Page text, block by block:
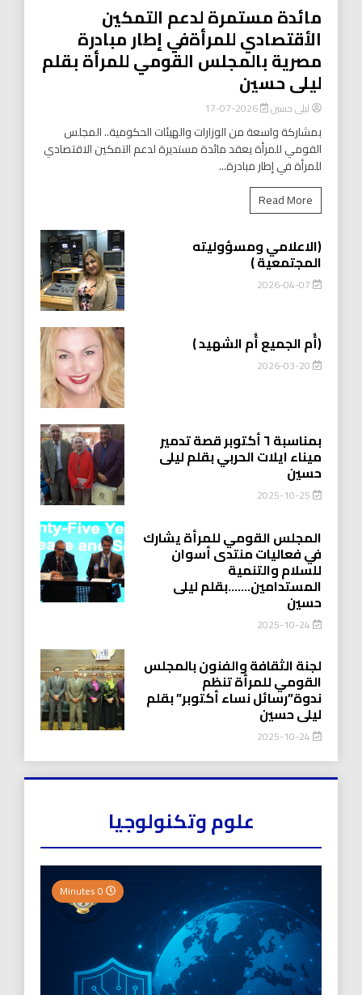
مائدة مستمرة لدعم التمكين
الأقتصادي للمرأةفي إطار مبادرة
مصرية بالمجلس القومي للمرأة بقلم
ليلى حسين
ليلى حسين 2026-07-17
بمشاركة واسعة من الوزارات والهيئات الحكومية.. المجلس
القومي للمرأة يعقد مائدة مستديرة لدعم التمكين الاقتصادي
للمرأة في إطار مبادرة...
Read More
(الاعلامي ومسؤوليته
المجتمعية )
2026-04-07
(أُم الجميع أُم الشهيد )
2026-03-20
بمناسبة ٦ أكتوبر قصة تدمير
ميناء ايلات الحربي بقلم ليلى
حسين
2025-10-25
المجلس القومي للمرأة يشارك
في فعاليات منتدى أسوان
للسلام والتنمية
المستدامين…….بقلم ليلى
حسين
2025-10-24
لجنة الثقافة والفنون بالمجلس
القومي للمرأة تنظم
ندوة”رسائل نساء أكتوبر” بقلم
ليلى حسين
2025-10-24
علوم وتكنولوجيا